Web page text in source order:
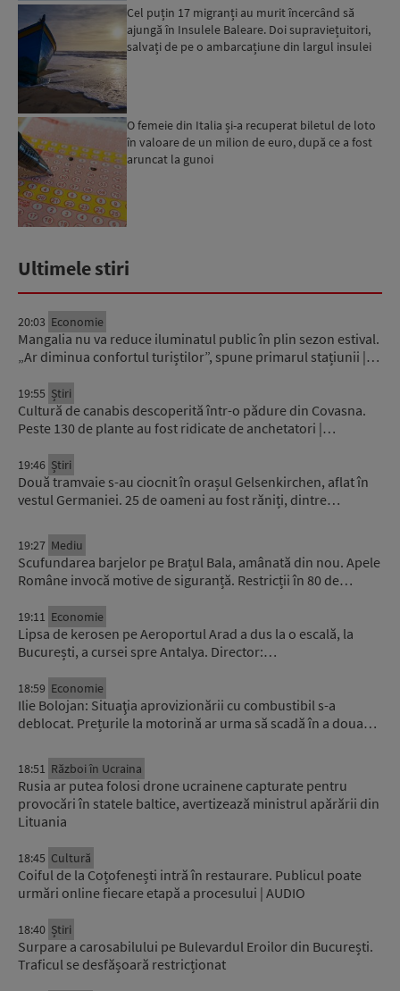
Cel puțin 17 migranți au murit încercând să
ajungă în Insulele Baleare. Doi supraviețuitori,
salvați de pe o ambarcațiune din largul insulei
O femeie din Italia și-a recuperat biletul de loto
în valoare de un milion de euro, după ce a fost
aruncat la gunoi
Ultimele stiri
20:03 Economie
Mangalia nu va reduce iluminatul public în plin sezon estival.
„Ar diminua confortul turiștilor”, spune primarul stațiunii |…
19:55 Știri
Cultură de canabis descoperită într-o pădure din Covasna.
Peste 130 de plante au fost ridicate de anchetatori |…
19:46 Știri
Două tramvaie s-au ciocnit în orașul Gelsenkirchen, aflat în
vestul Germaniei. 25 de oameni au fost răniți, dintre…
19:27 Mediu
Scufundarea barjelor pe Brațul Bala, amânată din nou. Apele
Române invocă motive de siguranță. Restricții în 80 de…
19:11 Economie
Lipsa de kerosen pe Aeroportul Arad a dus la o escală, la
București, a cursei spre Antalya. Director:…
18:59 Economie
Ilie Bolojan: Situaţia aprovizionării cu combustibil s-a
deblocat. Prețurile la motorină ar urma să scadă în a doua…
18:51 Război în Ucraina
Rusia ar putea folosi drone ucrainene capturate pentru
provocări în statele baltice, avertizează ministrul apărării din
Lituania
18:45 Cultură
Coiful de la Coțofenești intră în restaurare. Publicul poate
urmări online fiecare etapă a procesului | AUDIO
18:40 Știri
Surpare a carosabilului pe Bulevardul Eroilor din București.
Traficul se desfășoară restricționat